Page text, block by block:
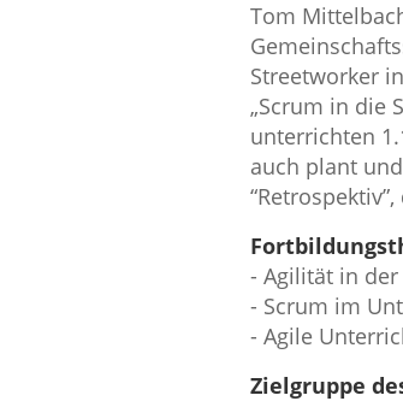
Tom
Streetworker
„Scrum in die
unterrichten
auch plant
- Agilität in
- Scrum im
- Agile
Zielgruppe